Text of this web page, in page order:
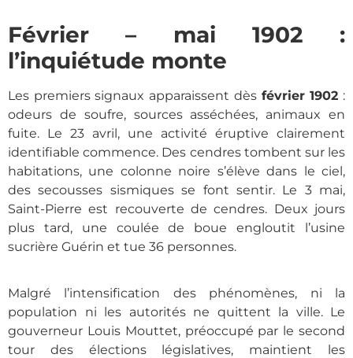
Février – mai 1902 :
l’inquiétude monte
Les premiers signaux apparaissent dès février 1902 :
odeurs de soufre, sources asséchées, animaux en
fuite. Le 23 avril, une activité éruptive clairement
identifiable commence. Des cendres tombent sur les
habitations, une colonne noire s’élève dans le ciel,
des secousses sismiques se font sentir. Le 3 mai,
Saint-Pierre est recouverte de cendres. Deux jours
plus tard, une coulée de boue engloutit l’usine
sucrière Guérin et tue 36 personnes.
Malgré l’intensification des phénomènes, ni la
population ni les autorités ne quittent la ville. Le
gouverneur Louis Mouttet, préoccupé par le second
tour des élections législatives, maintient les